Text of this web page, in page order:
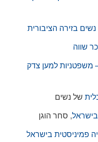
בזירה הציבורית
שווה
משפטניות למען צדק
של נשים
, סחר הוגן
פמיניסטית בישראל